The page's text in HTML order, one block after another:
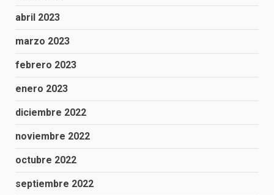
abril 2023
marzo 2023
febrero 2023
enero 2023
diciembre 2022
noviembre 2022
octubre 2022
septiembre 2022